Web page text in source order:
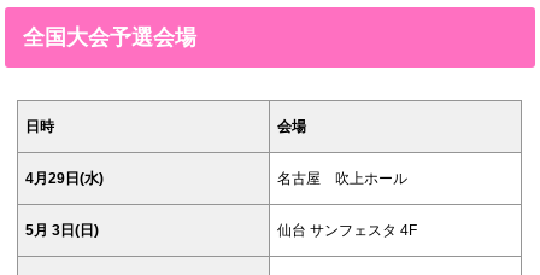
全国大会予選会場
日時 会場
4月29日(水) 名古屋 吹上ホール
5月 3日(日) 仙台 サンフェスタ 4F